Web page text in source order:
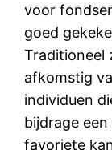
voor
goed
Traditioneel
afkomstig
individuen
bijdrage
favoriete